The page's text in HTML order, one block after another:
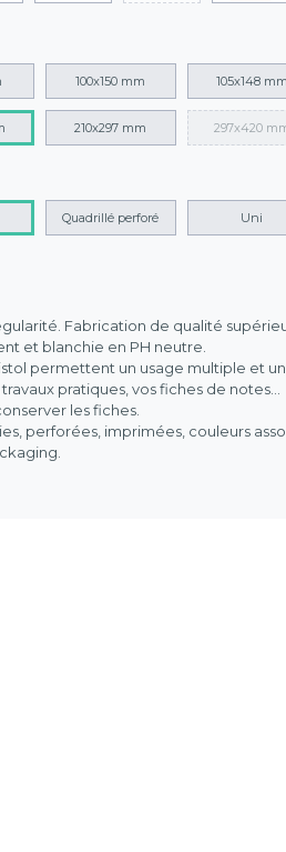
100x150 mm 105x148 mm
210x297 mm 297x420
Quadrillé perforé Uni
Fabrication de qualité
et blanchie en PH neutre.
permettent un usage multiple et
pratiques, vos fiches de notes...
les fiches.
perforées, imprimées, couleurs